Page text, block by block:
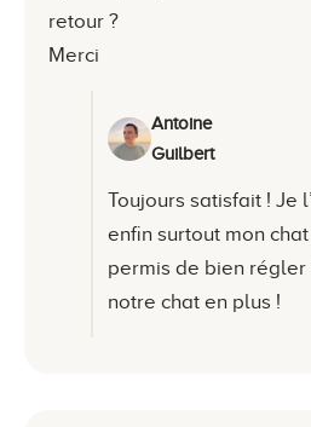
retour ?
Merci
Antoine
Guilbert
Toujours satisfait ! Je
enfin surtout mon
permis de bien régler
notre chat en plus !